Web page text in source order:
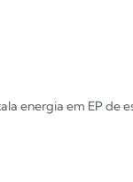
energia em EP de